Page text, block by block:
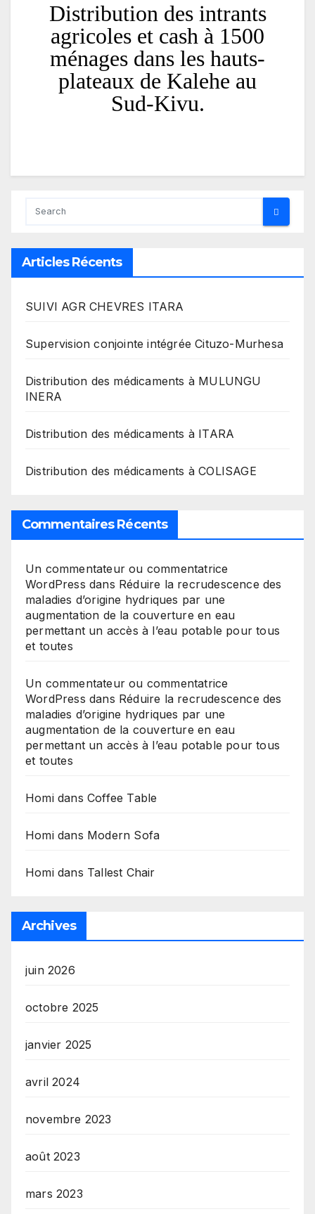
Distribution des intrants
agricoles et cash à 1500
ménages dans les hauts-
plateaux de Kalehe au
Sud-Kivu.
Articles Récents
SUIVI AGR CHEVRES ITARA
Supervision conjointe intégrée Cituzo-Murhesa
Distribution des médicaments à MULUNGU
INERA
Distribution des médicaments à ITARA
Distribution des médicaments à COLISAGE
Commentaires Récents
Un commentateur ou commentatrice
WordPress dans Réduire la recrudescence des
maladies d’origine hydriques par une
augmentation de la couverture en eau
permettant un accès à l’eau potable pour tous
et toutes
Un commentateur ou commentatrice
WordPress dans Réduire la recrudescence des
maladies d’origine hydriques par une
augmentation de la couverture en eau
permettant un accès à l’eau potable pour tous
et toutes
HomidansCoffee Table
Homidans Modern Sofa
Homidans Tallest Chair
Archives
juin 2026
octobre 2025
janvier 2025
avril 2024
novembre 2023
août 2023
mars 2023